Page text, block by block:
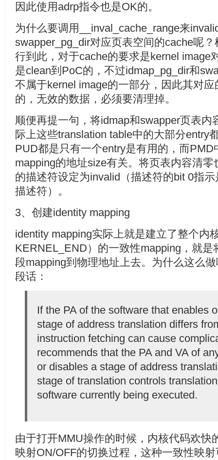
因此使用adrp指令也是OK的。
为什么要调用__inval_cache_range来
swapper_pg_dir对应页表空间的cache呢
行到此，对于cache的要求是kernel image
是clean到PoC的，不过idmap_pg_dir和
不属于kernel image的一部分，因此其对
的，无效的数据，必须要清理掉。
顺便再提一句，将idmap和swapper页表内
际上这些translation table中的大部分entry
PUD都是只有一个entry是有用的，而
mapping的地址size有关。将页表内容清
的描述符设定为invalid（描述符的bit 0指
描述符）。
3、创建identity mapping
identity mapping实际上就是建立了整个内
KERNEL_END）的一致性mapping，就
段mapping到物理地址上去。为什么这么
段话：
If the PA of the software that enables
stage of address translation differs
instruction fetching can cause
recommends that the PA and VA of
or disables a stage of address
stage of translation controls
software currently being executed.
由于打开MMU操作的时候，内核代码欢快
映射ON/OFF的切换过程，这种一致性映